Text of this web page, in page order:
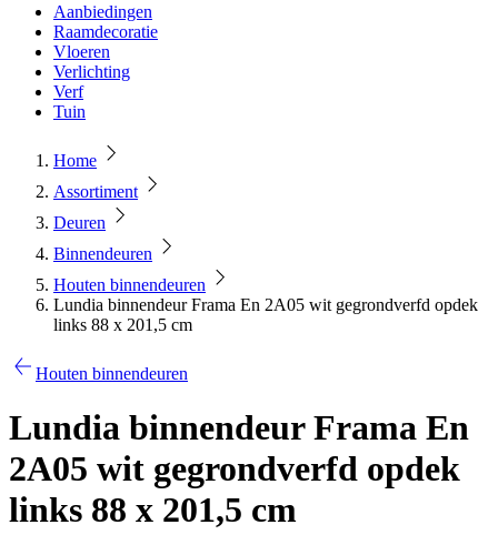
Aanbiedingen
Raamdecoratie
Vloeren
Verlichting
Verf
Tuin
Home
Assortiment
Deuren
Binnendeuren
Houten binnendeuren
Lundia binnendeur Frama En 2A05 wit gegrondverfd opdek
links 88 x 201,5 cm
Houten binnendeuren
Lundia binnendeur Frama En
2A05 wit gegrondverfd opdek
links 88 x 201,5 cm